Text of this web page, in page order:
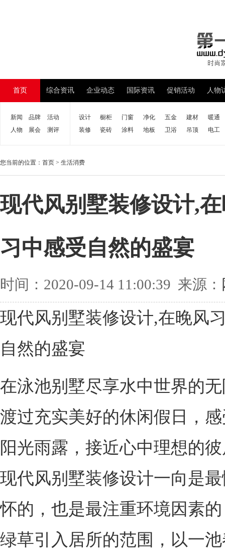
首页 综合资讯 企业动态 国际资讯 促销活动 人物
新闻 品牌
活动
人物
展会 测评
设计 橱柜 门窗 净化 五金 建材
暖通
装修
瓷砖 涂料 地板 卫浴 吊顶 电工
您当前的位置： 首页 > 生活消费
现代风别墅装修设计,
习中感受自然的盛宴
时间：2020-09-14 11:00:39 来源：
现代风别墅装修设计,在晚风
自然的盛宴
在泳池别墅尽享水中世界的
渡过充实美好的休闲假日，
阳光雨露，接近心中理想的
现代风别墅装修设计一向是
怀的，也是最注重环境因素
绿草引入居所的范围，以一